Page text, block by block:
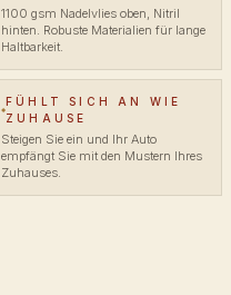
1100 gsm Nadelvlies oben, Nitril
hinten. Robuste Materialien für lange
Haltbarkeit.
FÜHLT SICH AN WIE
ZUHAUSE
Steigen Sie ein und Ihr Auto
empfängt Sie mit den Mustern Ihres
Zuhauses.